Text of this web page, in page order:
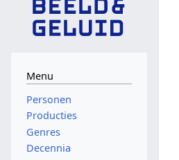
Menu
Personen
Producties
Genres
Decennia